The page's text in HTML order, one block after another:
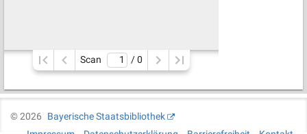
Scan / 0
©2026
Bayerische Staatsbibliothek